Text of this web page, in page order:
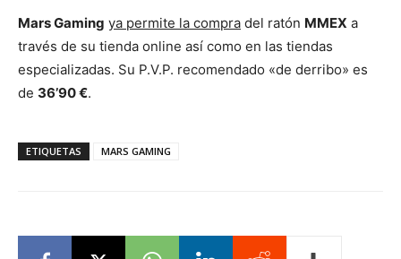
Mars Gaming ya permite la compra del ratón MMEX a
través de su tienda online así como en las tiendas
especializadas. Su P.V.P. recomendado «de derribo» es
de 36’90 €.
ETIQUETAS MARS GAMING